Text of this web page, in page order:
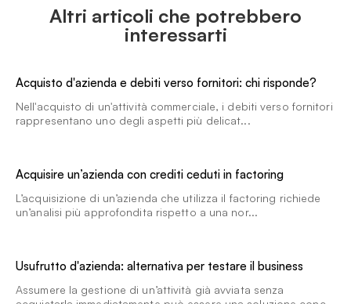
Altri articoli che potrebbero
interessarti
Acquisto d'azienda e debiti verso fornitori: chi risponde?
Nell'acquisto di un'attività commerciale, i debiti verso fornitori
rappresentano uno degli aspetti più delicat...
Acquisire un’azienda con crediti ceduti in factoring
L’acquisizione di un’azienda che utilizza il factoring richiede
un’analisi più approfondita rispetto a una nor...
Usufrutto d'azienda: alternativa per testare il business
Assumere la gestione di un’attività già avviata senza